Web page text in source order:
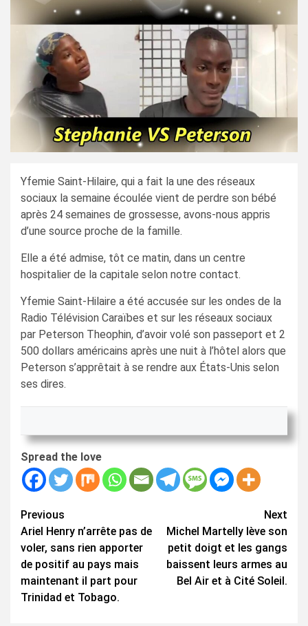
Yfemie Saint-Hilaire, qui a fait la une des réseaux
sociaux la semaine écoulée vient de perdre son bébé
après 24 semaines de grossesse, avons-nous appris
d’une source proche de la famille.
Elle a été admise, tôt ce matin, dans un centre
hospitalier de la capitale selon notre contact.
Yfemie Saint-Hilaire a été accusée sur les ondes de la
Radio Télévision Caraïbes et sur les réseaux sociaux
par Peterson Theophin, d’avoir volé son passeport et 2
500 dollars américains après une nuit à l’hôtel alors que
Peterson s’apprêtait à se rendre aux États-Unis selon
ses dires.
Spread the love
Continue
Reading
Previous
Ariel Henry n’arrête pas de
voler, sans rien apporter
de positif au pays mais
maintenant il part pour
Trinidad et Tobago.
Next
Michel Martelly lève son
petit doigt et les gangs
baissent leurs armes au
Bel Air et à Cité Soleil.